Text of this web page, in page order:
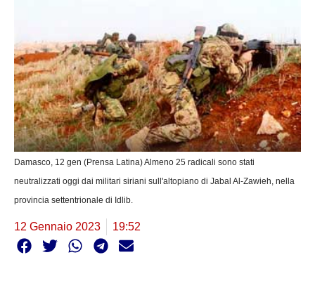
Damasco, 12 gen (Prensa Latina) Almeno 25 radicali sono stati
neutralizzati oggi dai militari siriani sull'altopiano di Jabal Al-Zawieh, nella
provincia settentrionale di Idlib.
12 Gennaio 2023 19:52